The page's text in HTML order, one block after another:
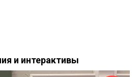
и интерактивы